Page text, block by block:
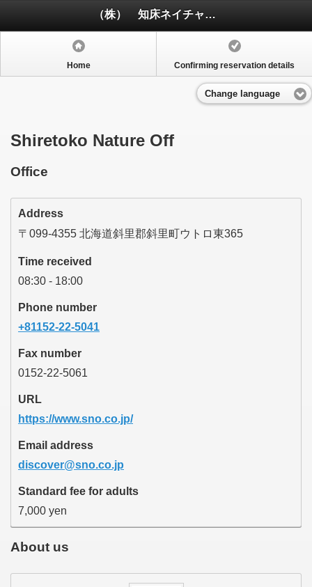
（株） 知床ネイチャーオフィス
Home Confirming reservation details
Change language
Shiretoko Nature Off
Office
Address
〒099-4355 北海道斜里郡斜里町ウトロ東365
Time received
08:30 - 18:00
Phone number
+81152-22-5041
Fax number
0152-22-5061
URL
https://www.sno.co.jp/
Email address
discover@sno.co.jp
Standard fee for adults
7,000 yen
About us